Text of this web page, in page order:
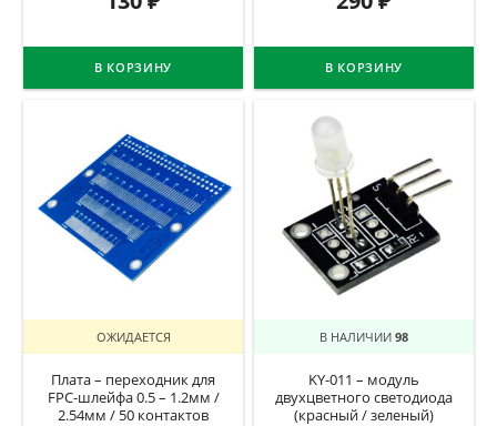
В КОРЗИНУ В КОРЗИНУ
ОЖИДАЕТСЯ
Плата – переходник для
FPC-шлейфа 0.5 – 1.2мм /
2.54мм / 50 контактов
В НАЛИЧИИ 98
KY-011 – модуль
двухцветного светодиода
(красный / зеленый)